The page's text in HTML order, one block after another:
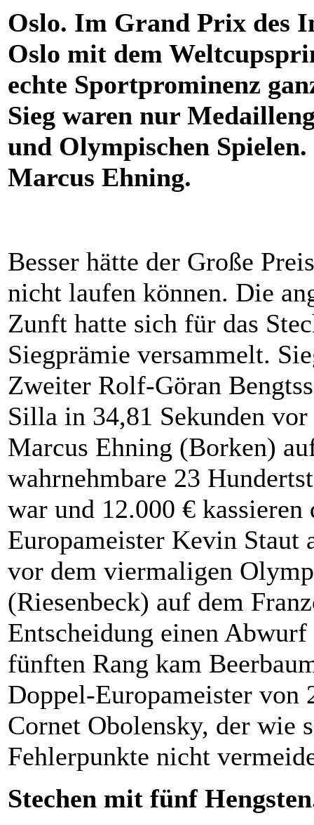
Oslo. Im Grand Prix des
Oslo mit dem
echte Sportprominenz
Sieg waren nur
und Olympischen
Marcus Ehning.
Besser hätte der Große
nicht laufen können. Die
Zunft hatte sich für das
Siegprämie versammelt.
Zweiter Rolf-Göran
Silla in 34,81 Sekunden
Marcus Ehning (Borken)
wahrnehmbare 23
war und 12.000 €
Europameister Kevin Staut
vor dem viermaligen
(Riesenbeck) auf dem
Entscheidung einen
fünften Rang kam
Doppel-Europameister von
Cornet Obolensky, der wie
Fehlerpunkte nicht
Stechen mit fünf